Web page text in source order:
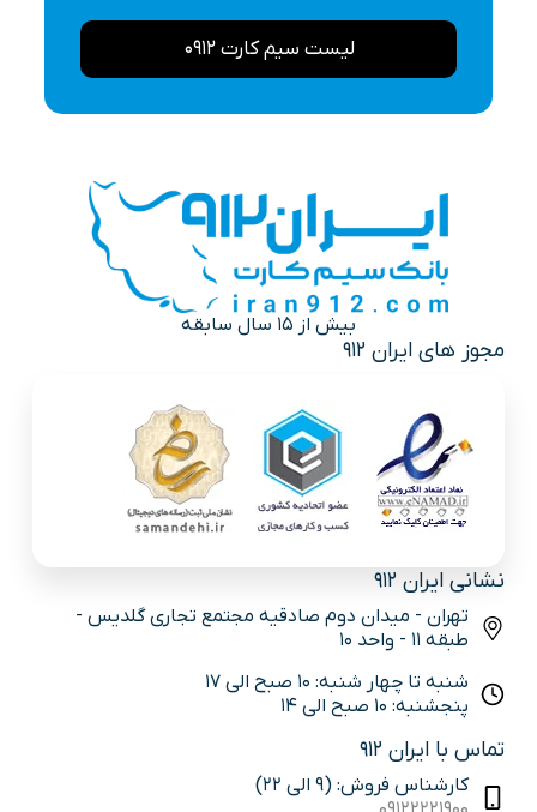
لیست سیم کارت 0912
بیش از 15 سال سابقه
نشانی ایران 912
تهران - میدان دوم صادقیه مجتمع تجاری گلدیس -
طبقه 11 - واحد 10
شنبه تا چهار شنبه: 10 صبح الی 17
پنجشنبه: 10 صبح الی 14
تماس با ایران 912
کارشناس فروش: (9 الی 22)
مجوز های ایران 912